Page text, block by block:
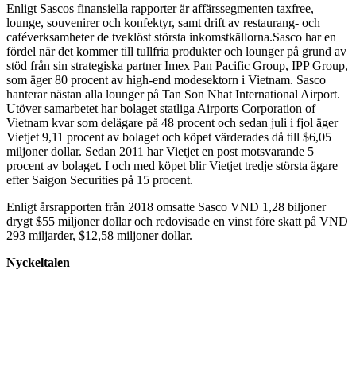
Enligt Sascos finansiella rapporter är affärssegmenten taxfree,
lounge, souvenirer och konfektyr, samt drift av restaurang- och
caféverksamheter de tveklöst största inkomstkällorna.Sasco har en
fördel när det kommer till tullfria produkter och lounger på grund av
stöd från sin strategiska partnerImex Pan Pacific Group, IPP Group,
som äger 80 procent av high-end modesektorn i Vietnam. Sasco
hanterar nästan alla lounger på Tan Son Nhat International Airport.
Utöver samarbetet har bolaget statliga Airports Corporation of
Vietnam kvar som delägare på 48 procent och sedan juli i fjol äger
Vietjet 9,11 procent av bolaget och köpet värderades då till $6,05
miljoner dollar. Sedan 2011 har Vietjet en post motsvarande 5
procent av bolaget. I och med köpet blir Vietjet tredje största ägare
efter Saigon Securities på 15 procent.
Enligt årsrapporten från 2018 omsatte Sasco VND 1,28 biljoner
drygt $55 miljoner dollar och redovisade en vinst före skatt på VND
293 miljarder, $12,58 miljoner dollar.
Nyckeltalen